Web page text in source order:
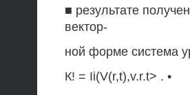
■ результате
вектор-
ной форме система
К! = Ii(V(r,t),v.r.t> . •